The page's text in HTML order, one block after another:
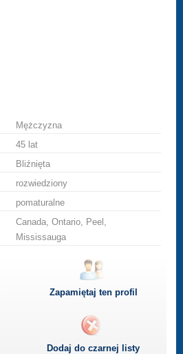
Mężczyzna
45 lat
Bliźnięta
rozwiedziony
pomaturalne
Canada, Ontario, Peel,
Mississauga
Zapamiętaj ten profil
Dodaj do czarnej listy